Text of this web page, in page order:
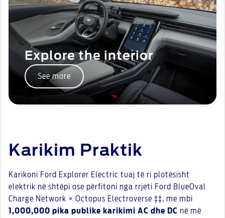
Explore the interior
See more
Karikim Praktik
Karikoni Ford Explorer Electric tuaj të ri plotësisht
elektrik në shtëpi ose përfitoni nga rrjeti Ford BlueOval
Charge Network × Octopus Electroverse ‡‡, me mbi
1,000,000 pika publike karikimi AC dhe DC në më